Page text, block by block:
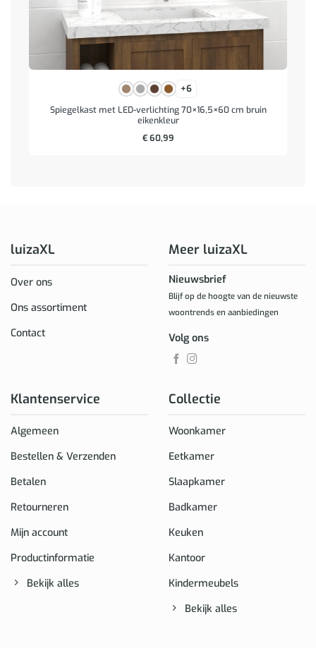
+6
Spiegelkast met LED-verlichting 70×16,5×60 cm bruin
eikenkleur
€60,99
luizaXL
Over ons
Ons assortiment
Contact
Klantenservice
Algemeen
Bestellen & Verzenden
Betalen
Retourneren
Mijn account
Productinformatie
Bekijk alles
Collectie
Woonkamer
Eetkamer
Slaapkamer
Badkamer
Keuken
Kantoor
Kindermeubels
Bekijk alles
Meer luizaXL
Nieuwsbrief
Blijf op de hoogte van de nieuwste
woontrends en aanbiedingen
Volg ons